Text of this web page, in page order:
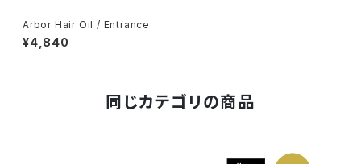
Arbor Hair Oil / Entrance
¥4,840
同じカテゴリの商品